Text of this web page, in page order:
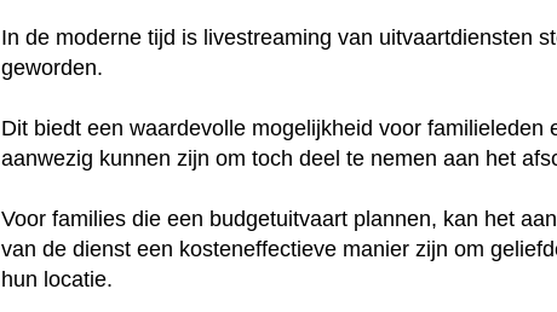
In de moderne tijd is livestreaming van uitvaartdiensten
geworden.
Dit biedt een waardevolle mogelijkheid voor familieleden
aanwezig kunnen zijn om toch deel te nemen aan het
Voor families die een budgetuitvaart plannen, kan het
van de dienst een kosteneffectieve manier zijn om
hun locatie.